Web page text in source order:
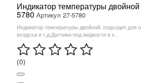
Индикатор температуры
5780 Артикул 27-5780
Индикатор температуры двойной, подходит для
воздуха и т.д.Датчики под жидкости в к..
(0)